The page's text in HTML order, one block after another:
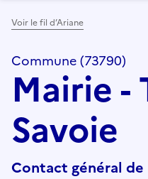
Voir le fil d’Ariane
Commune (73790)
Mairie -
Savoie
Contact général de